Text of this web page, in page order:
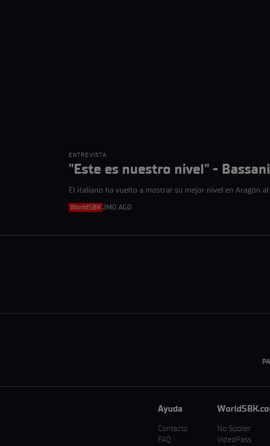
ENTREVISTA
"Este es nuestro nivel" -
El italiano ha vuelto a mostrar su mejor nivel en Aragón
WorldSBK 2MO AGO
Ayuda
Contacto
FAQ
No Spoiler
VideoPass